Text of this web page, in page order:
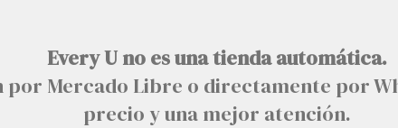
Every U no es una tienda automática.
por Mercado Libre o directamente por
precio y una mejor atención.